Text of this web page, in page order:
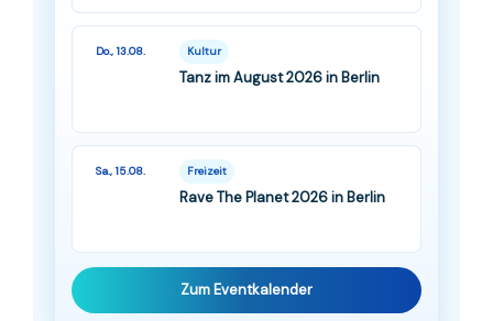
Do., 13.08. Kultur
Tanz im August 2026 in Berlin
Sa., 15.08. Freizeit
Rave The Planet 2026 in Berlin
Zum Eventkalender